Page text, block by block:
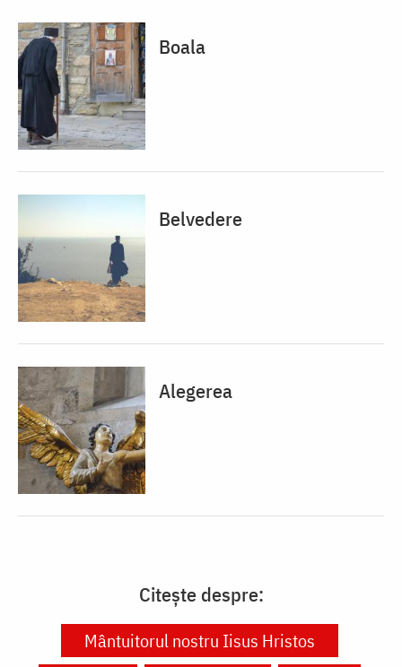
Boala
Belvedere
Alegerea
Citește despre:
Mântuitorul nostru Iisus Hristos